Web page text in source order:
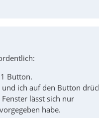
Button.
ich auf den Button
lässt sich nur
habe.